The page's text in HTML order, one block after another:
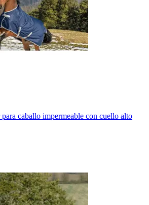
caballo impermeable con cuello alto